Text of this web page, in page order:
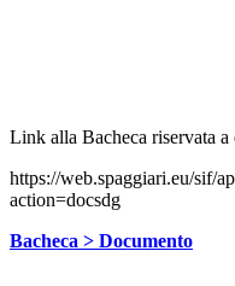
Link alla Bacheca riservata
https://web.spaggiari.eu/sif/
action=docsdg
Bacheca > Documento